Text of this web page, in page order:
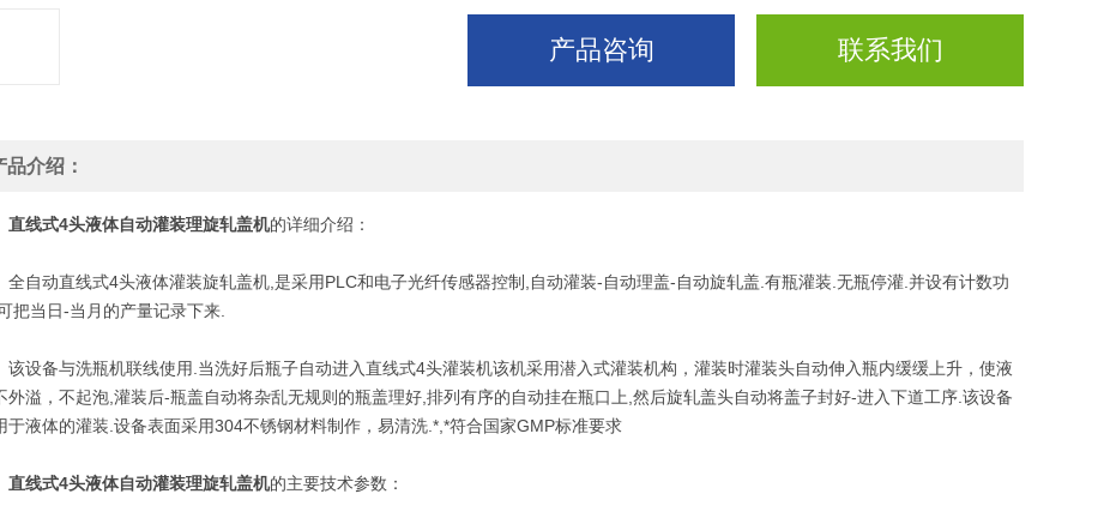
产品咨询 联系我们
品介绍：
直线式4头液体自动灌装理旋轧盖机的详细介绍：
动直线式4头液体灌装旋轧盖机,是采用PLC和电子光纤传感器控制,自动灌装-自动理盖-自动旋轧盖.有瓶灌装.无瓶停灌.并设有计数功
把当日-当月的产量记录下来.
备与洗瓶机联线使用.当洗好后瓶子自动进入直线式4头灌装机该机采用潜入式灌装机构，灌装时灌装头自动伸入瓶内缓缓上升，使液
外溢，不起泡,灌装后-瓶盖自动将杂乱无规则的瓶盖理好,排列有序的自动挂在瓶口上,然后旋轧盖头自动将盖子封好-进入下道工序.该设备
于液体的灌装.设备表面采用304不锈钢材料制作，易清洗.*,*符合国家GMP标准要求
直线式4头液体自动灌装理旋轧盖机的主要技术参数：